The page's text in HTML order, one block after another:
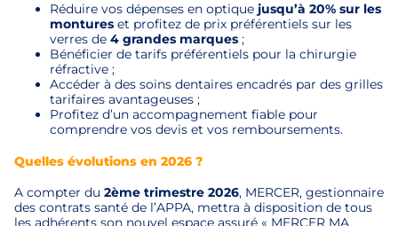
Réduire vos dépenses en optique jusqu’à 20% sur les
montures et profitez de prix préférentiels sur les
verres de 4 grandes marques ;
Bénéficier de tarifs préférentiels pour la chirurgie
réfractive ;
Accéder à des soins dentaires encadrés par des grilles
tarifaires avantageuses ;
Profitez d’un accompagnement fiable pour
comprendre vos devis et vos remboursements.
Quelles évolutions en 2026 ?
A compter du 2ème trimestre 2026, MERCER, gestionnaire
des contrats santé de l’APPA, mettra à disposition de tous
les adhérents son nouvel espace assuré « MERCER MA